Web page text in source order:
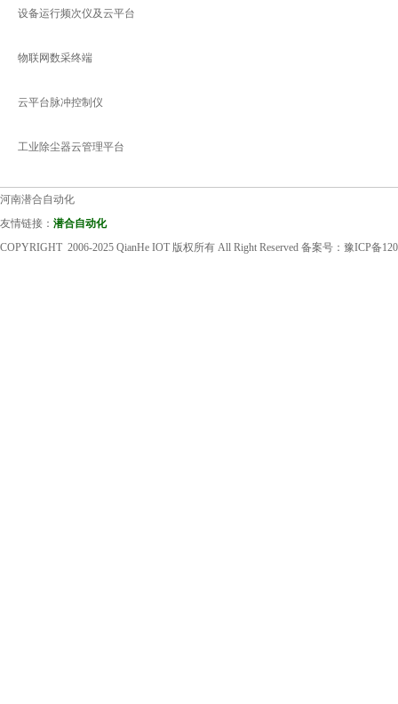
设备运行频次仪及云平台
物联网数采终端
云平台脉冲控制仪
工业除尘器云管理平台
河南潜合自动化
友情链接： 潜合自动化
COPYRIGHT 2006-2025 QianHe IOT 版权所有 All Right Reserved 备案号： 豫ICP备